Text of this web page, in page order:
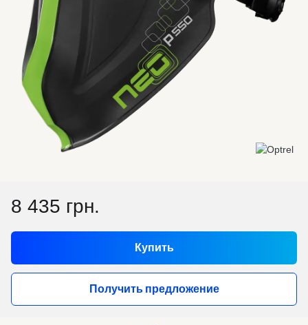
8 435 грн.
Купить
Получить предложение